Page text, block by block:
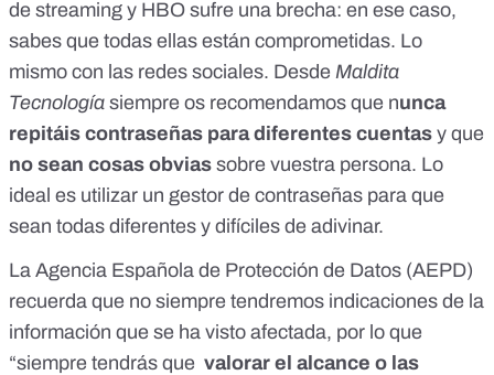
de streaming y HBO sufre una brecha: en ese caso,
sabes que todas ellas están comprometidas. Lo
mismo con las redes sociales. Desde Maldita
Tecnología siempre os recomendamos que nunca
repitáis contraseñas para diferentes cuentas y que
no sean cosas obvias sobre vuestra persona. Lo
ideal es utilizar un gestor de contraseñas para que
sean todas diferentes y difíciles de adivinar.
La Agencia Española de Protección de Datos (AEPD)
recuerda que no siempre tendremos indicaciones de la
información que se ha visto afectada, por lo que
“siempre tendrás que valorar el alcance o las